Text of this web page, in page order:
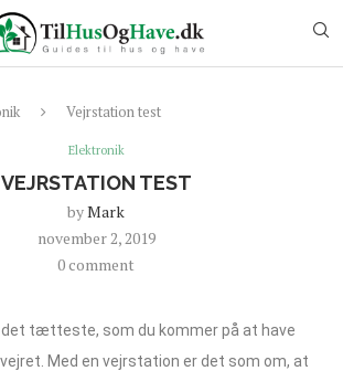
Vejrstation test
Elektronik
VEJRSTATION TEST
byMark
november 2, 2019
0 comment
det tætteste, som du kommer på at have
Med en vejrstation er det som om, at